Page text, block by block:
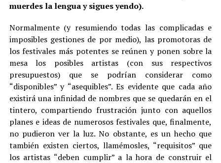
muerdes la lengua y sigues yendo).
Normalmente (y resumiendo todas las complicadas e
imposibles gestiones de por medio), las promotoras de
los festivales más potentes se reúnen y ponen sobre la
mesa los posibles artistas (con sus respectivos
presupuestos) que se podrían considerar como
“disponibles” y “asequibles”. Es evidente que cada año
existirá una infinidad de nombres que se quedarán en el
tintero, compartiendo frustración junto con aquellos
planes e ideas de numerosos festivales que, finalmente,
no pudieron ver la luz. No obstante, es un hecho que
también existen ciertos, llamémosles, “requisitos” que
los artistas “deben cumplir” a la hora de construir el